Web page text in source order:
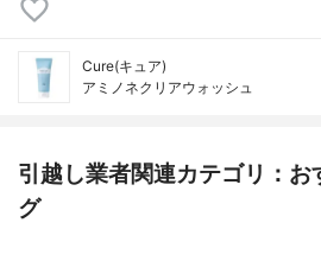
Cure(キュア)
アミノネクリアウォッシュ
引越し業者関連カテゴリ：お
グ